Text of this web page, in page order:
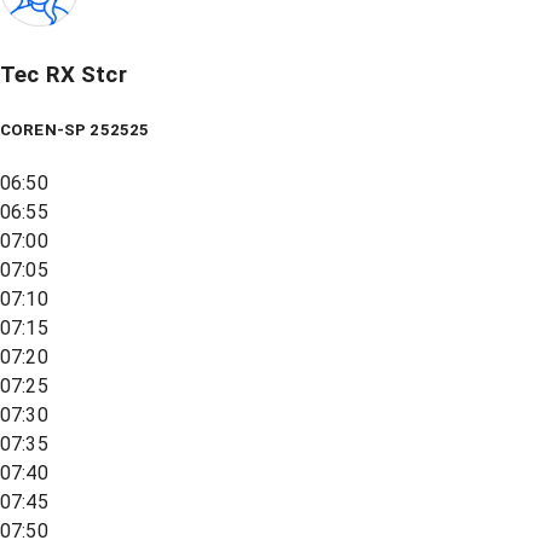
Tec RX Stcr
COREN-SP 252525
06:50
06:55
07:00
07:05
07:10
07:15
07:20
07:25
07:30
07:35
07:40
07:45
07:50